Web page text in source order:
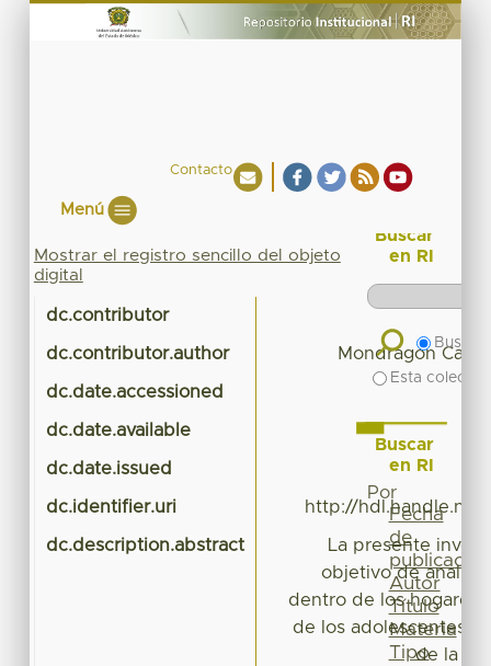
Contacto
Menú
Mostrar el registro sencillo del objeto
digital
dc.contributor
dc.contributor.author Mondragón
dc.date.accessioned
dc.date.available
dc.date.issued
dc.identifier.uri http://
dc.description.abstract
La presente
objetivo de
dentro de los hogares
de los adolescentes
de la
Buscar
en RI
Buscar
Esta
Buscar
en RI
Por
Fecha
de
publicación
Autor
Título
Materia
Tipo